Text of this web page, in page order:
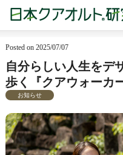
Posted on 2025/07/07
自分らしい人生をデ
歩く『クアウォーカ
お知らせ